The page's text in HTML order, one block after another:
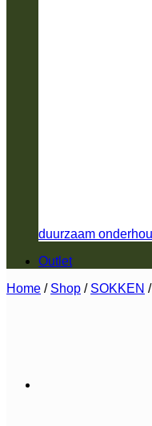
duurzaam
Outlet
Home / Shop / SOKKEN /